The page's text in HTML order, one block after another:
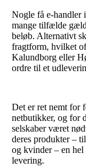
Nogle få e-handler
mange tilfælde
beløb. Alternativt
fragtform, hvilket
Kalundborg eller
ordre til et
Det er ret nemt for
netbutikker, og for
selskaber været
deres produkter –
og kvinder – en hel
levering.